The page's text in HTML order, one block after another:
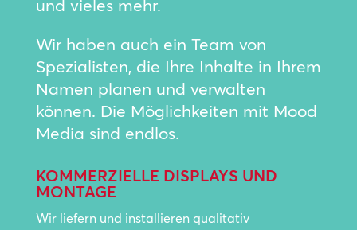
und vieles mehr.
Wir haben auch ein Team von
Spezialisten, die Ihre Inhalte in Ihrem
Namen planen und verwalten
können. Die Möglichkeiten mit Mood
Media sind endlos.
KOMMERZIELLE DISPLAYS UND
MONTAGE
Wir liefern und installieren qualitativ